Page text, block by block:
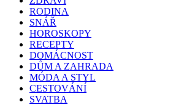
RODINA
SNÁŘ
HOROSKOPY
RECEPTY
DOMÁCNOST
DŮM A ZAHRADA
MÓDA A STYL
CESTOVÁNÍ
SVATBA